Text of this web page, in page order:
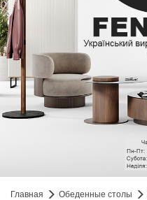
Главная Обеденные столы